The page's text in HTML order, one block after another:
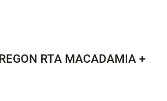
RTA MACADAMIA +